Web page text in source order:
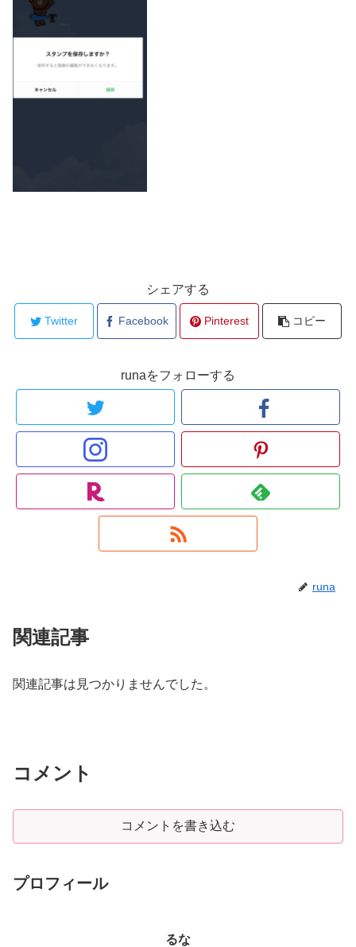
シェアする
Twitter Facebook Pinterest コピー
runaをフォローする
runa
関連記事
関連記事は見つかりませんでした。
コメント
コメントを書き込む
プロフィール
るな